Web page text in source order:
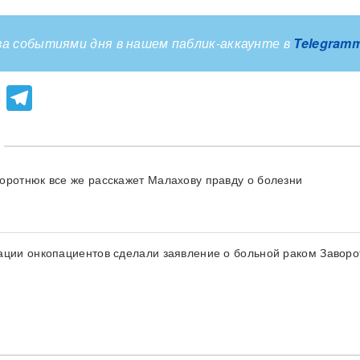
событиями дня в нашем паблик-аккаунте в
Viber
все же расскажет Малахову правду о болезни
онкопациентов сделали заявление о больной раком